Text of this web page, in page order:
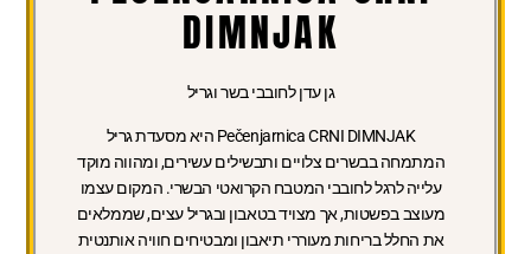
DIMNJAK
גן עדן לחובבי בשר וגריל
Pečenjarnica CRNI DIMNJAK היא מסעדת גריל
המתמחה בבשרים צלויים ותבשילים עשירים, ומהווה מוקד
עלייה לרגל לחובבי המטבח הקרואטי הבשרי. המקום עצמו
מעוצב בפשטות, אך מצויד בטאבון ובגריל עצים, שממלאים
את החלל בריחות מעוררי תיאבון ומבטיחים חוויה אותנטית